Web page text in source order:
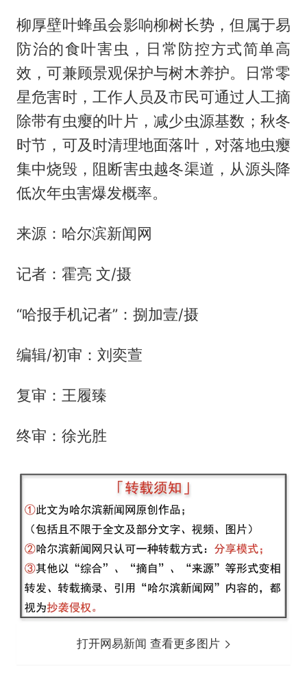
柳厚壁叶蜂虽会影响柳树长势，但属于易
防治的食叶害虫，日常防控方式简单高
效，可兼顾景观保护与树木养护。日常零
星危害时，工作人员及市民可通过人工摘
除带有虫瘿的叶片，减少虫源基数；秋冬
时节，可及时清理地面落叶，对落地虫瘿
集中烧毁，阻断害虫越冬渠道，从源头降
低次年虫害爆发概率。
来源：哈尔滨新闻网
记者：霍亮 文/摄
“哈报手机记者”：捌加壹/摄
编辑/初审：刘奕萱
复审：王履臻
终审：徐光胜
打开网易新闻 查看更多图片